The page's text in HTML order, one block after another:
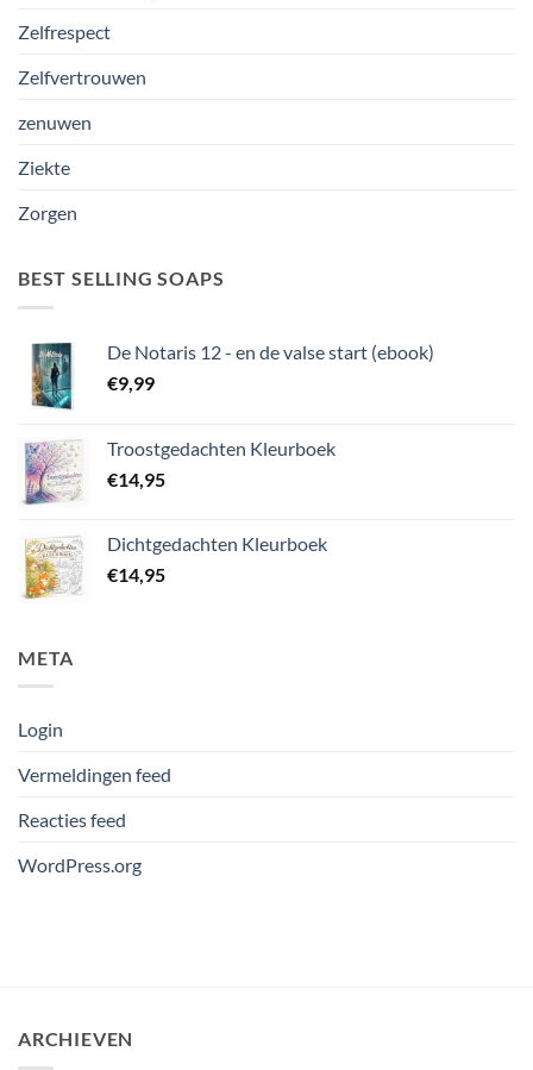
Zelfrespect
Zelfvertrouwen
zenuwen
Ziekte
Zorgen
BEST SELLING SOAPS
De Notaris 12 - en de valse start (ebook)
€9,99
Troostgedachten Kleurboek
€14,95
Dichtgedachten Kleurboek
€14,95
META
Login
Vermeldingen feed
Reacties feed
WordPress.org
ARCHIEVEN